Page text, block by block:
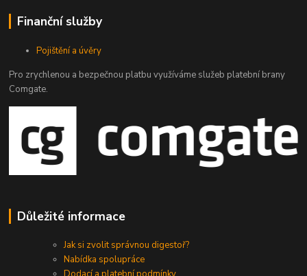
Finanční služby
Pojištění a úvěry
Pro zrychlenou a bezpečnou platbu využíváme služeb platební brany
Comgate.
Důležité informace
Jak si zvolit správnou digestoř?
Nabídka spolupráce